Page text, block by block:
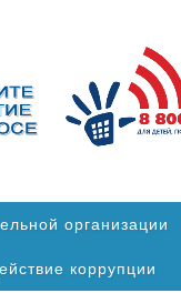
организации
коррупции